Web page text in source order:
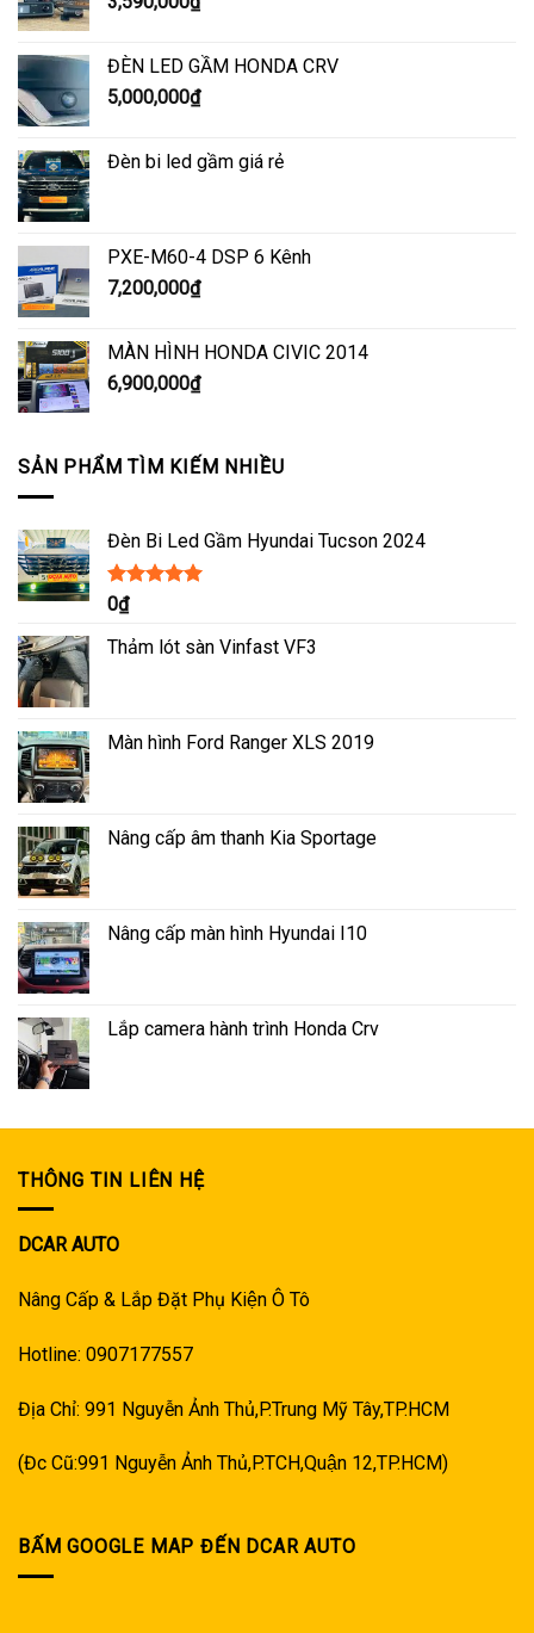
ĐÈN LED GẦM HONDA CRV
5,000,000₫
Đèn bi led gầm giá rẻ
PXE-M60-4 DSP 6 Kênh
7,200,000₫
MÀN HÌNH HONDA CIVIC 2014
6,900,000₫
SẢN PHẨM TÌM KIẾM NHIỀU
Đèn Bi Led Gầm Hyundai Tucson 2024
Được xếp
hạng
sao
0₫
Thảm lót sàn Vinfast VF3
Màn hình Ford Ranger XLS 2019
Nâng cấp âm thanh Kia Sportage
Nâng cấp màn hình Hyundai I10
Lắp camera hành trình Honda Crv
THÔNG TIN LIÊN HỆ
DCAR AUTO
Nâng Cấp & Lắp Đặt Phụ Kiện Ô Tô
Hotline: 0907177557
Địa Chỉ: 991 Nguyễn Ảnh Thủ,P.Trung Mỹ Tây,TP.HCM
(Đc Cũ:991 Nguyễn Ảnh Thủ,P.TCH,Quận 12,TP.HCM)
BẤM GOOGLE MAP ĐẾN DCAR AUTO